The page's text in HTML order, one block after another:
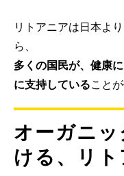
リトアニアは日本よ
ら、
多くの国民が、健康
に支持していること
オーガニ
ける、リ